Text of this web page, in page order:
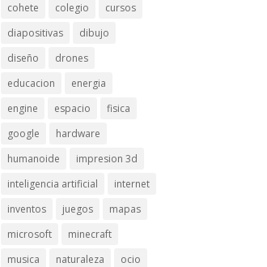
cohete
colegio
cursos
diapositivas
dibujo
diseño
drones
educacion
energia
engine
espacio
fisica
google
hardware
humanoide
impresion 3d
inteligencia artificial
internet
inventos
juegos
mapas
microsoft
minecraft
musica
naturaleza
ocio